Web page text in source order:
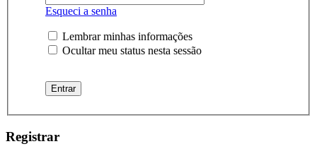
Esqueci a senha
Lembrar minhas informações
Ocultar meu status nesta sessão
Registrar